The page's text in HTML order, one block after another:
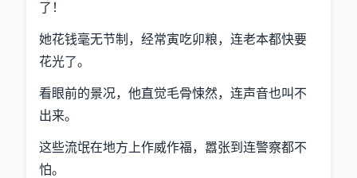
了！
她花钱毫无节制，经常寅吃卯粮，连老本都快要
花光了。
看眼前的景况，他直觉毛骨悚然，连声音也叫不
出来。
这些流氓在地方上作威作福，嚣张到连警察都不
怕。